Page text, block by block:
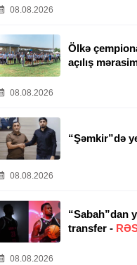
08.08.2026
Ölkə
açılış
08.08.2026
“Şəmkir”də
08.08.2026
“Sabah”dan
transfer -
08.08.2026